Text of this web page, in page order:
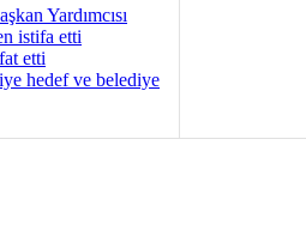
Yardımcısı
istifa etti
etti
hedef ve belediye